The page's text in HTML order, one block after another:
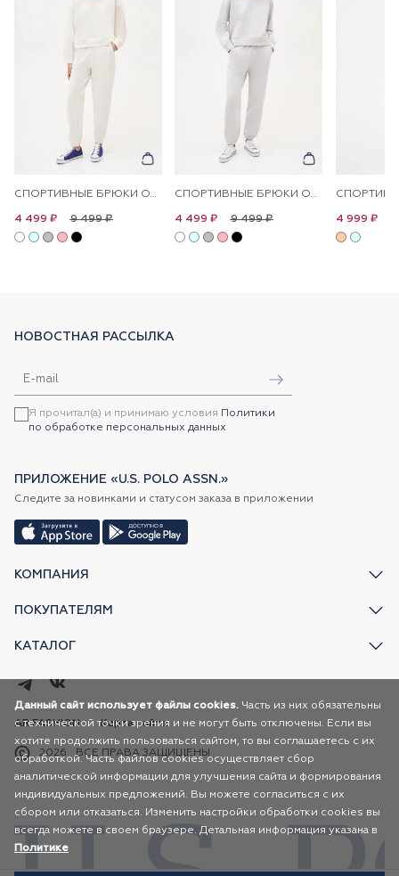
СПОРТИВНЫЕ БРЮКИ ОДНОТОННЫЕ
9 499 ₽
4 499 ₽
СПОРТИВНЫЕ БРЮКИ ОДНОТОННЫЕ
9 499 ₽
4 499 ₽ 4 999 ₽
КОМПАНИЯ
ПОКУПАТЕЛЯМ
КАТАЛОГ
НОВОСТНАЯ РАССЫЛКА
Я прочитал(а) и принимаю условия Политики
по обработке персональных данных
ПРИЛОЖЕНИЕ «U.S. POLO ASSN.»
Следите за новинками и статусом заказа в приложении
2026 ВСЕ ПРАВА ЗАЩИЩЕНЫ
AR FASHION Карта сайта
Данный сайт использует файлы cookies. Часть из них обязательны
с технической точки зрения и не могут быть отключены. Если вы
хотите продолжить пользоваться сайтом, то вы соглашаетесь с их
обработкой. Часть файлов cookies осуществляет сбор
аналитической информации для улучшения сайта и формирования
индивидуальных предложений. Вы можете согласиться с их
сбором или отказаться. Изменить настройки обработки cookies вы
всегда можете в своем браузере. Детальная информация указана в
Политике